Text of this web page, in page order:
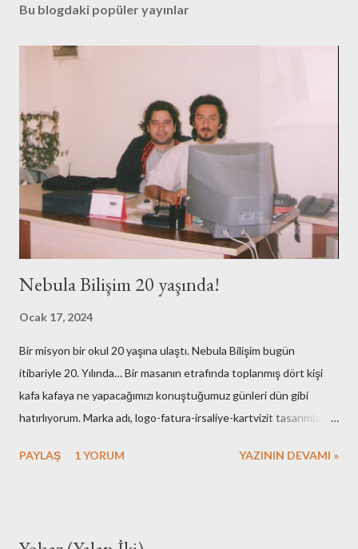
Bu blogdaki popüler yayınlar
Nebula Bilişim 20 yaşında!
Ocak 17, 2024
Bir misyon bir okul 20 yaşına ulaştı. Nebula Bilişim bugün
itibariyle 20. Yılında… Bir masanın etrafında toplanmış dört kişi
kafa kafaya ne yapacağımızı konuştuğumuz günleri dün gibi
hatırlıyorum. Marka adı, logo-fatura-irsaliye-kartvizit tasarımları,
gerekli resmi hazırlıklar. Neredeyse tüm işlemleri kendimiz yaptık.
PAYLAŞ 1 YORUM YAZININ DEVAMI »